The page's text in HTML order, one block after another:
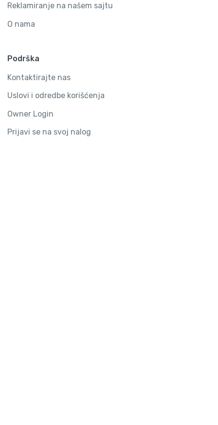
Reklamiranje na našem sajtu
O nama
Podrška
Kontaktirajte nas
Uslovi i odredbe korišćenja
Owner Login
Prijavi se na svoj nalog